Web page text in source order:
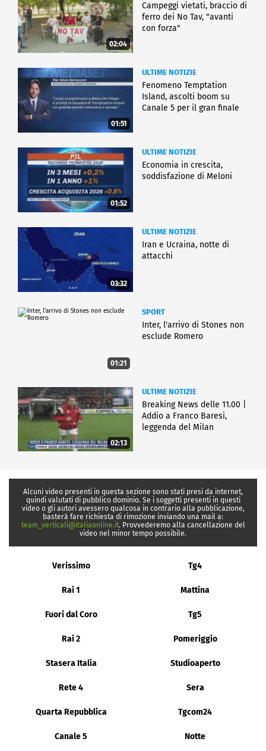
02:04
Campeggi vietati, braccio di
ferro dei No Tav, "avanti
con forza"
01:51
ULTIME NOTIZIE
Fenomeno Temptation
Island, ascolti boom su
Canale 5 per il gran finale
01:52
ULTIME NOTIZIE
Economia in crescita,
soddisfazione di Meloni
03:32
ULTIME NOTIZIE
Iran e Ucraina, notte di
attacchi
01:21
SPORT
Inter, l'arrivo di Stones non
esclude Romero
02:13
ULTIME NOTIZIE
Breaking News delle 11.00 |
Addio a Franco Baresi,
leggenda del Milan
Alcuni video presenti in questa sezione sono stati presi da internet,
quindi valutati di pubblico dominio. Se i soggetti presenti in questi
video o gli autori avessero qualcosa in contrario alla pubblicazione,
basterà fare richiesta di rimozione inviando una mail a:
team_verticali@italiaonline.it. Provvederemo alla cancellazione del
video nel minor tempo possibile.
Verissimo Tg4
Rai 1 Mattina
Fuori dal Coro Tg5
Rai 2 Pomeriggio
Stasera Italia Studioaperto
Rete 4 Sera
Quarta Repubblica Tgcom24
Canale 5 Notte